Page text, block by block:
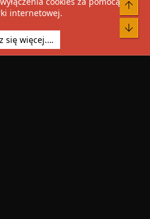
© 2010-2022 XenForo Ltd.
XboxForum.pl
Media embeds
internetowej.
się więcej.…